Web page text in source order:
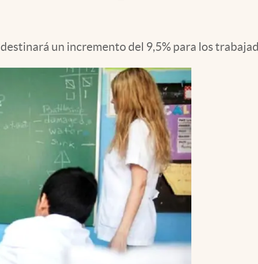
un incremento del 9,5% para los